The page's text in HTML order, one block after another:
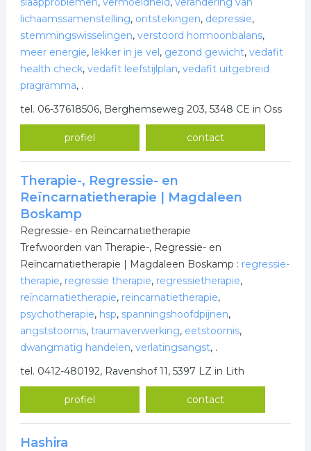
lichaamssamenstelling, ontstekingen, depressie,
stemmingswisselingen, verstoord hormoonbalans,
meer energie, lekker in je vel, gezond gewicht, vedafit
health check, vedafit leefstijlplan, vedafit uitgebreid
pragramma, .
tel. 06-37618506, Berghemseweg 203, 5348 CE in Oss
profiel contact
Therapie-, Regressie- en
Reïncarnatietherapie | Magdaleen
Boskamp
Regressie- en Reïncarnatietherapie
Trefwoorden van Therapie-, Regressie- en
Reïncarnatietherapie | Magdaleen Boskamp : regressie-
therapie, regressie therapie, regressietherapie,
reïncarnatietherapie, reincarnatietherapie,
psychotherapie, hsp, spanningshoofdpijnen,
angststoornis, traumaverwerking, eetstoornis,
dwangmatig handelen, verlatingsangst, .
tel. 0412-480192, Ravenshof 11, 5397 LZ in Lith
profiel contact
Hashira